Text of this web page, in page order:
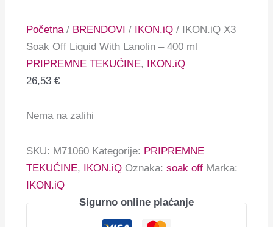
Početna / BRENDOVI / IKON.iQ / IKON.iQ X3
Soak Off Liquid With Lanolin – 400 ml
PRIPREMNE TEKUĆINE, IKON.iQ
26,53€
Nema na zalihi
SKU: M71060 Kategorije: PRIPREMNE
TEKUĆINE, IKON.iQ Oznaka:soak off Marka:
IKON.iQ
Sigurno online plaćanje
mogu
odabrati
na